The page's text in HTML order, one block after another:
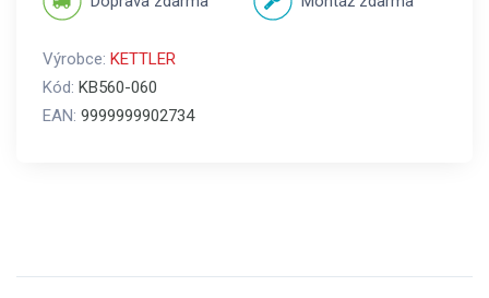
Výrobce: KETTLER
Kód: KB560-060
EAN: 9999999902734